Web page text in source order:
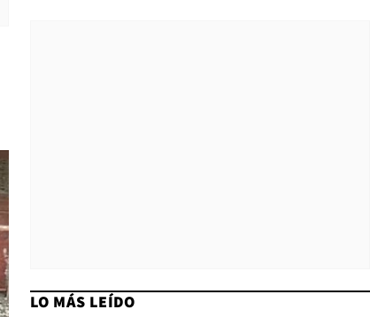
LO MÁS LEÍDO